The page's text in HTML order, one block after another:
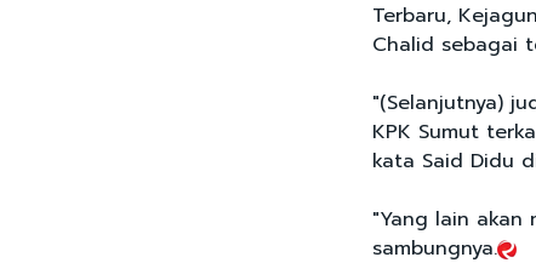
Terbaru,
Chalid sebagai
"(Selanjutnya)
KPK Sumut
kata Said Didu
"Yang lain akan
sambungnya.